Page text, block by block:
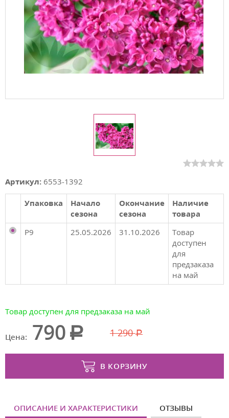
Артикул: 6553-1392
Упаковка
Начало
сезона
Окончание
сезона
Наличие
товара
P9
25.05.2026 31.10.2026
Товар
доступен
для
предзаказа
на май
Товар доступен для предзаказа на май
Цена: 790 1 290
В КОРЗИНУ
ОПИСАНИЕ И ХАРАКТЕРИСТИКИ ОТЗЫВЫ